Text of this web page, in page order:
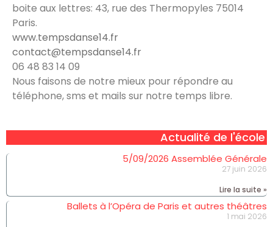
boite aux lettres: 43, rue des Thermopyles 75014
Paris.
www.tempsdanse14.fr
contact@tempsdanse14.fr
‭06 48 83 14 09‬
Nous faisons de notre mieux pour répondre au
téléphone, sms et mails sur notre temps libre.
Actualité de l'école
5/09/2026 Assemblée Générale
27 juin 2026
Lire la suite »
Ballets à l’Opéra de Paris et autres théâtres
1 mai 2026